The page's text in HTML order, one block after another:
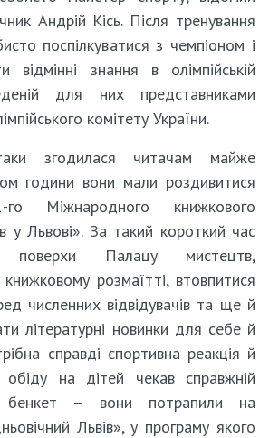
Андрій Кісь. Після тренування
поспілкуватися з чемпіоном і
відмінні знання в олімпійській
для них представниками
комітету України.
згодилася читачам майже
години вони мали роздивитися
го Міжнародного книжкового
у Львові». За такий короткий час
поверхи Палацу мистецтв,
книжковому розмаїтті, втовпитися
численних відвідувачів та ще й
літературні новинки для себе й
справді спортивна реакція й
на дітей чекав справжній
бенкет – вони потрапили на
Львів», у програму якого